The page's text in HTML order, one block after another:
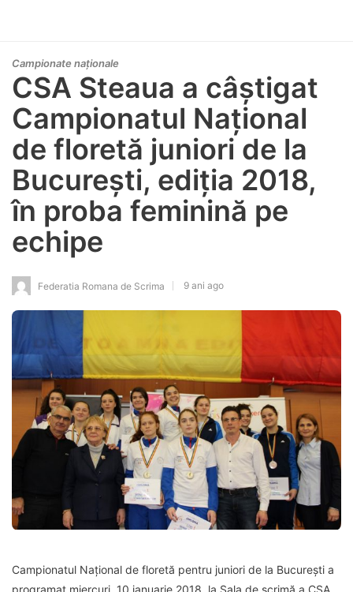
Campionate naționale
CSA Steaua a câștigat
Campionatul Național
de floretă juniori de la
București, ediția 2018,
în proba feminină pe
echipe
Federatia Romana de Scrima 9 ani ago
Campionatul Național de floretă pentru juniori de la București a
programat miercuri, 10 ianuarie 2018, la Sala de scrimă a CSA